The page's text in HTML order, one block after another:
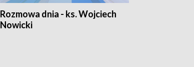
Rozmowa dnia - ks. Wojciech
Nowicki